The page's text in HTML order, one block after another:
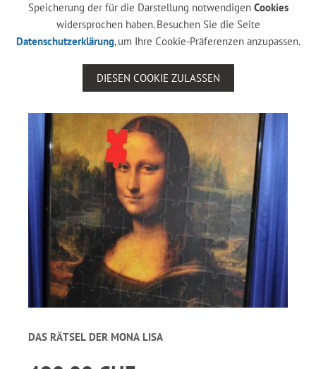
Speicherung der für die Darstellung notwendigen Cookies
widersprochen haben. Besuchen Sie die Seite
Datenschutzerklärung, um Ihre Cookie-Präferenzen anzupassen.
DIESEN COOKIE ZULASSEN
DAS RÄTSEL DER MONA LISA